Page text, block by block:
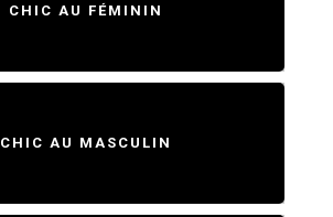
CHIC AU FÉMININ
CHIC AU MASCULIN